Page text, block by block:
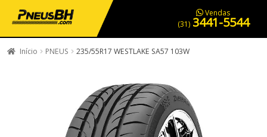
PNEUS EM OFERTA SERVIÇOS AUTOMOTIVOS NOSSA LOJA
Vendas
(31) 3441-5544
Início PNEUS 235/55R17 WESTLAKE SA57 103W